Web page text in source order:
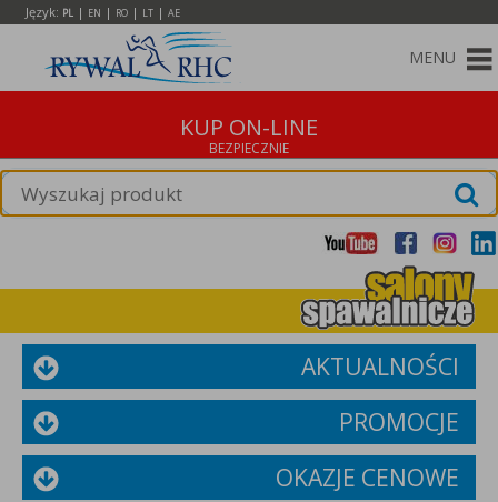
Język: PL | EN | RO | LT | AE
MENU
KUP ON-LINE
AKTUALNOŚCI
PROMOCJE
OKAZJE CENOWE